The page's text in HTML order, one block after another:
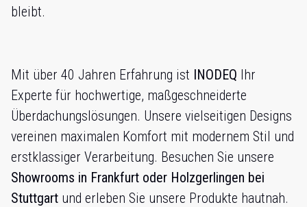
bleibt.
Mit über 40 Jahren Erfahrung ist INODEQ Ihr
Experte für hochwertige, maßgeschneiderte
Überdachungslösungen. Unsere vielseitigen Designs
vereinen maximalen Komfort mit modernem Stil und
erstklassiger Verarbeitung. Besuchen Sie unsere
Showrooms in Frankfurt oder Holzgerlingen bei
Stuttgart und erleben Sie unsere Produkte hautnah.